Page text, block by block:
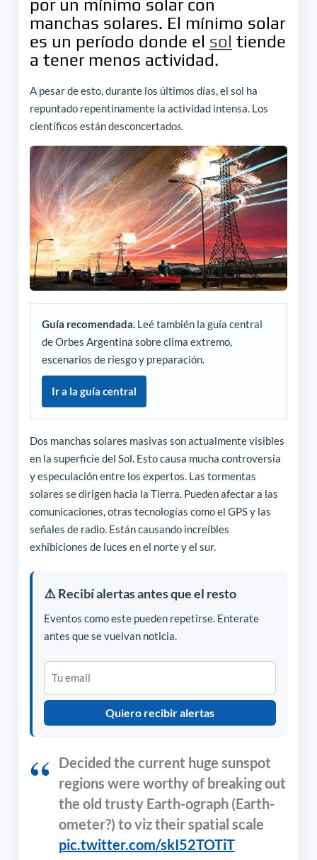
por un mínimo solar con
manchas solares. El mínimo solar
es un período donde el sol tiende
a tener menos actividad.
A pesar de esto, durante los últimos días, el sol ha
repuntado repentinamente la actividad intensa. Los
científicos están desconcertados.
Guía recomendada.Leé también la guía central
de Orbes Argentina sobre clima extremo,
escenarios de riesgo y preparación.
Ir a la guía central
Dos manchas solares masivas son actualmente visibles
en la superficie del Sol. Esto causa mucha controversia
y especulación entre los expertos. Las tormentas
solares se dirigen hacia la Tierra. Pueden afectar a las
comunicaciones, otras tecnologías como el GPS y las
señales de radio. Están causando increíbles
exhibiciones de luces en el norte y el sur.
⚠️ Recibí alertas antes que el resto
Eventos como este pueden repetirse. Enterate
antes que se vuelvan noticia.
Quiero recibir alertas
Decided the current huge sunspot
regions were worthy of breaking out
the old trusty Earth-ograph (Earth-
ometer?) to viz their spatial scale
pic.twitter.com/skI52TOTiT